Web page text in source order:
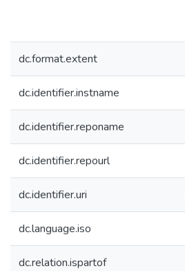
dc.format.extent
dc.identifier.instname
dc.identifier.reponame
dc.identifier.repourl
dc.identifier.uri
dc.language.iso
dc.relation.ispartof